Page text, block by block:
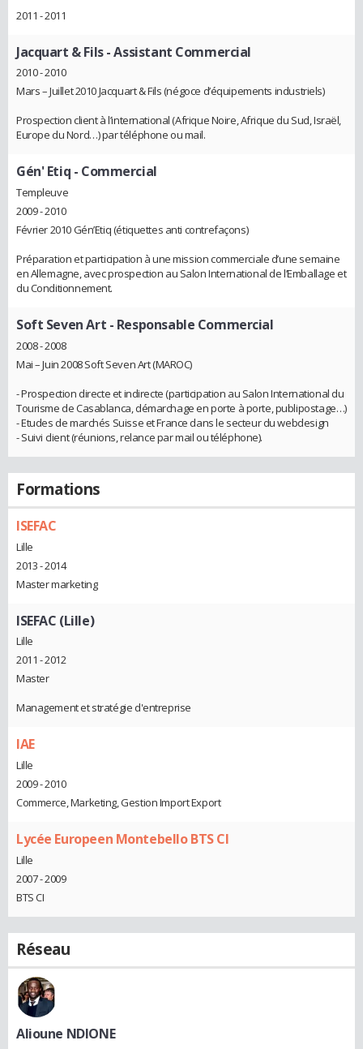
2011 - 2011
Jacquart & Fils- Assistant Commercial
2010 - 2010
Mars – Juillet 2010 Jacquart & Fils (négoce d’équipements industriels)
Prospection client à l’international (Afrique Noire, Afrique du Sud, Israël,
Europe du Nord…) par téléphone ou mail.
Gén' Etiq - Commercial
Templeuve
2009 - 2010
Février 2010 Gén’Etiq (étiquettes anti contrefaçons)
Préparation et participation à une mission commerciale d’une semaine
en Allemagne, avec prospection au Salon International de l’Emballage et
du Conditionnement.
Soft Seven Art - Responsable Commercial
2008 - 2008
Mai – Juin 2008 Soft Seven Art (MAROC)
- Prospection directe et indirecte (participation au Salon International du
Tourisme de Casablanca, démarchage en porte à porte, publipostage…)
- Etudes de marchés Suisse et France dans le secteur du webdesign
- Suivi client (réunions, relance par mail ou téléphone).
Formations
ISEFAC
Lille
2013 - 2014
Master marketing
ISEFAC (Lille)
Lille
2011 - 2012
Master
Management et stratégie d'entreprise
IAE
Lille
2009 - 2010
Commerce, Marketing, Gestion Import Export
Lycée Europeen Montebello BTS CI
Lille
2007 - 2009
BTS CI
Réseau
Alioune NDIONE